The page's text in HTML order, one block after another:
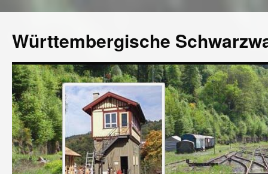
Württembergische